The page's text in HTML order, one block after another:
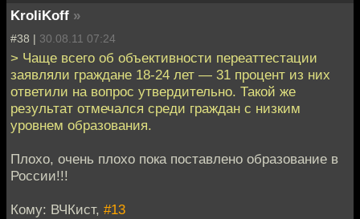
KroliKoff »
#38 | 30.08.11 07:24
> Чаще всего об объективности переаттестации
заявляли граждане 18-24 лет — 31 процент из них
ответили на вопрос утвердительно. Такой же
результат отмечался среди граждан с низким
уровнем образования.
Плохо, очень плохо пока поставлено образование в
России!!!
Кому: ВЧКист, #13